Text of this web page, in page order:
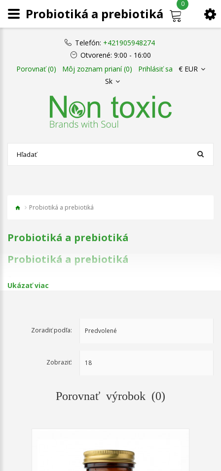
Telefón: +421905948274
Otvorené: 9:00 - 16:00
Porovnať (0)
Môj zoznam prianí (0) Prihlásiť sa
€ EUR
Sk
0
Probiotiká a prebiotiká
Probiotiká a prebiotiká
Probiotiká a prebiotiká
Čisté probiotiká a prebiotiká bez balastných látok a aditív.
Ukázať viac
Zoradiť podľa:
Zobraziť:
Porovnať výrobok (0)
Probiotiká a prebiotiká